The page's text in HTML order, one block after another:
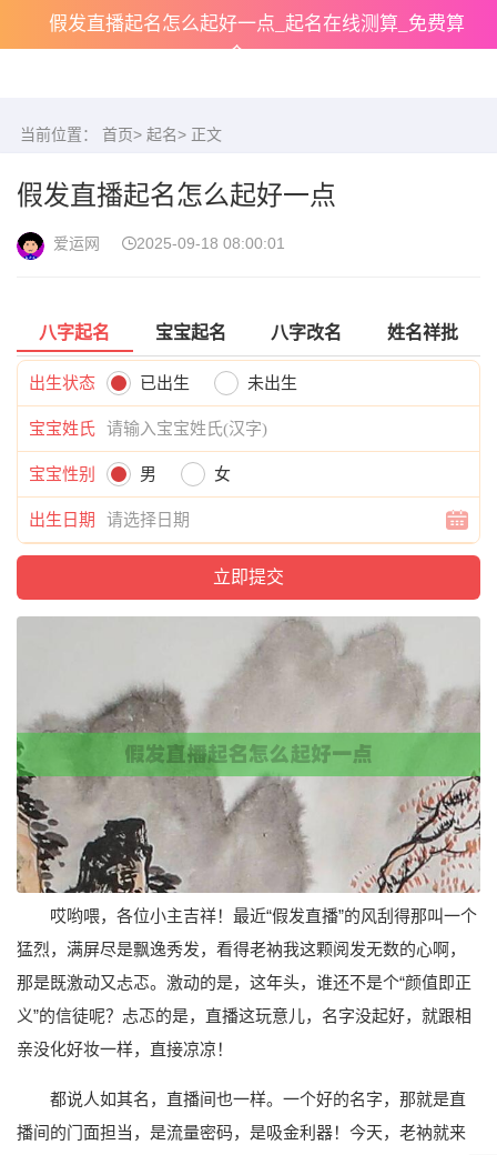
假发直播起名怎么起好一点_起名在线测算_免费算
命
当前位置： 首页> 起名> 正文
假发直播起名怎么起好一点
爱运网 2025-09-18 08:00:01
八字起名 宝宝起名 八字改名 姓名祥批
出生状态 已出生 未出生
宝宝姓氏
宝宝性别 男 女
出生日期
哎哟喂，各位小主吉祥！最近“假发直播”的风刮得那叫一个
猛烈，满屏尽是飘逸秀发，看得老衲我这颗阅发无数的心啊，
那是既激动又忐忑。激动的是，这年头，谁还不是个“颜值即正
义”的信徒呢？忐忑的是，直播这玩意儿，名字没起好，就跟相
亲没化好妆一样，直接凉凉！
都说人如其名，直播间也一样。一个好的名字，那就是直
播间的门面担当，是流量密码，是吸金利器！今天，老衲就来